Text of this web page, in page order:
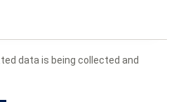
data is being collected and